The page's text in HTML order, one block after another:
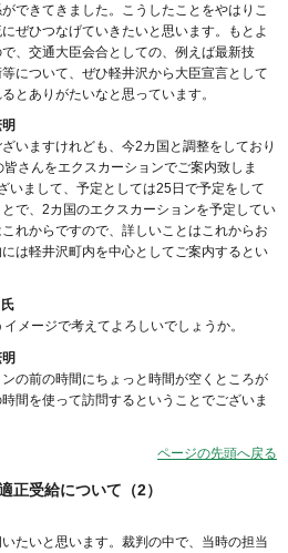
できてきました。こうしたことをやはりこ
ぜひつなげていきたいと思います。もとよ
、交通大臣会合としての、例えば最新技
について、ぜひ軽井沢から大臣宣言として
とありがたいなと思っています。
いますけれども、今2カ国と調整をしており
さんをエクスカーションでご案内致しま
いまして、予定としては25日で予定をして
で、2カ国のエクスカーションを予定してい
れからですので、詳しいことはこれからお
は軽井沢町内を中心としてご案内するとい
メージで考えてよろしいでしょうか。
の前の時間にちょっと時間が空くところが
間を使って訪問するということでございま
ページの先頭へ戻る
受給について（2）
たいと思います。裁判の中で、当時の担当